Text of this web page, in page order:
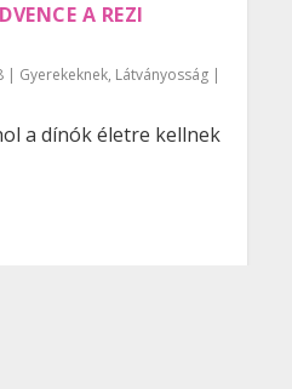
A REZI
| Gyerekeknek, Látványosság |
a dínók életre kellnek